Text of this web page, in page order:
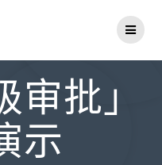
审批」
示